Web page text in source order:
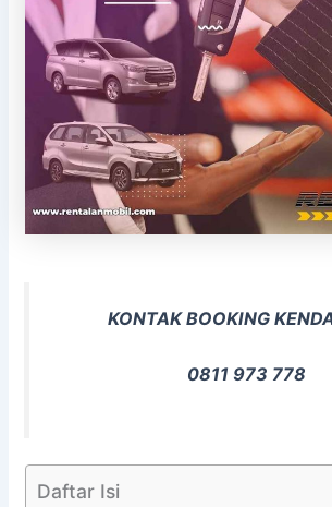
KONTAK BOOKING
0811 973 778
Daftar Isi